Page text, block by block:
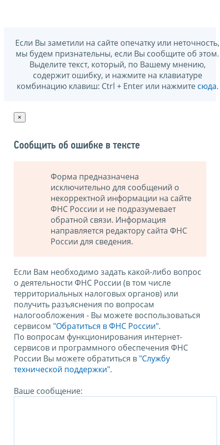
Если Вы заметили на сайте опечатку или неточность,
мы будем признательны, если Вы сообщите об этом.
Выделите текст, который, по Вашему мнению,
содержит ошибку, и нажмите на клавиатуре
комбинацию клавиш: Ctrl + Enter или нажмите сюда.
×
Сообщить об ошибке в тексте
Форма предназначена
исключительно для сообщений о
некорректной информации на сайте
ФНС России и не подразумевает
обратной связи. Информация
направляется редактору сайта ФНС
России для сведения.
Если Вам необходимо задать какой-либо вопрос
о деятельности ФНС России (в том числе
территориальных налоговых органов) или
получить разъяснения по вопросам
налогообложения - Вы можете воспользоваться
сервисом "Обратиться в ФНС России".
По вопросам функционирования интернет-
сервисов и программного обеспечения ФНС
России Вы можете обратиться в "Службу
технической поддержки".
Ваше сообщение: